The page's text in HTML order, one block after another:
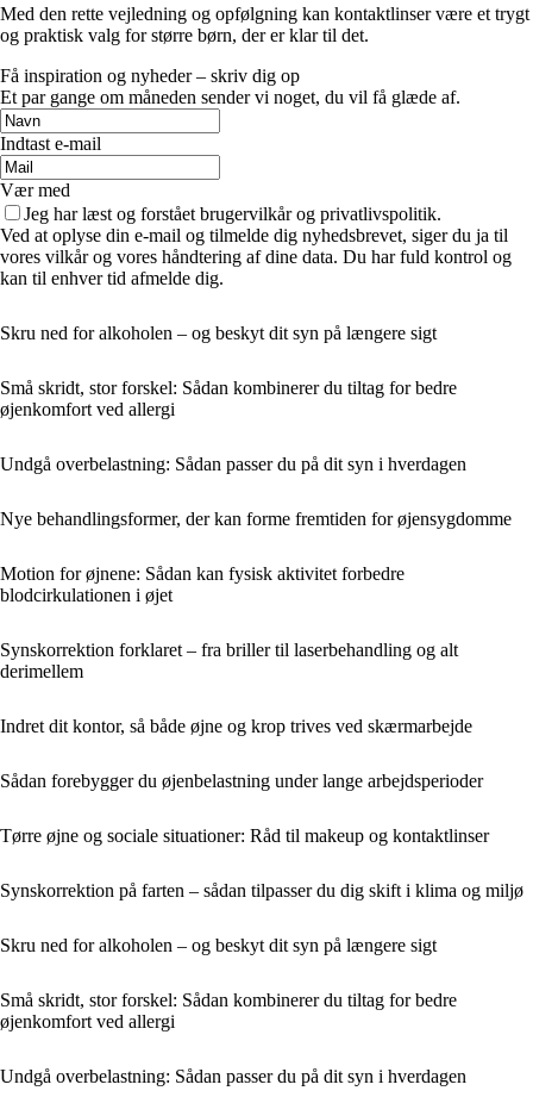
Med den rette vejledning og opfølgning kan kontaktlinser være et trygt
og praktisk valg for større børn, der er klar til det.
Få inspiration og nyheder – skriv dig op
Et par gange om måneden sender vi noget, du vil få glæde af.
Indtast e-mail
Vær med
Jeg har læst og forstået brugervilkår og privatlivspolitik.
Ved at oplyse din e-mail og tilmelde dig nyhedsbrevet, siger du ja til
vores vilkår og vores håndtering af dine data. Du har fuld kontrol og
kan til enhver tid afmelde dig.
Skru ned for alkoholen – og beskyt dit syn på længere sigt
Små skridt, stor forskel: Sådan kombinerer du tiltag for bedre
øjenkomfort ved allergi
Undgå overbelastning: Sådan passer du på dit syn i hverdagen
Nye behandlingsformer, der kan forme fremtiden for øjensygdomme
Motion for øjnene: Sådan kan fysisk aktivitet forbedre
blodcirkulationen i øjet
Synskorrektion forklaret – fra briller til laserbehandling og alt
derimellem
Indret dit kontor, så både øjne og krop trives ved skærmarbejde
Sådan forebygger du øjenbelastning under lange arbejdsperioder
Tørre øjne og sociale situationer: Råd til makeup og kontaktlinser
Synskorrektion på farten – sådan tilpasser du dig skift i klima og miljø
Skru ned for alkoholen – og beskyt dit syn på længere sigt
Små skridt, stor forskel: Sådan kombinerer du tiltag for bedre
øjenkomfort ved allergi
Undgå overbelastning: Sådan passer du på dit syn i hverdagen